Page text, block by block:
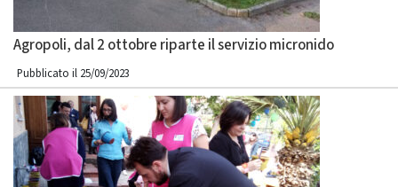
Agropoli, dal 2 ottobre riparte il servizio micronido
Pubblicato il 25/09/2023